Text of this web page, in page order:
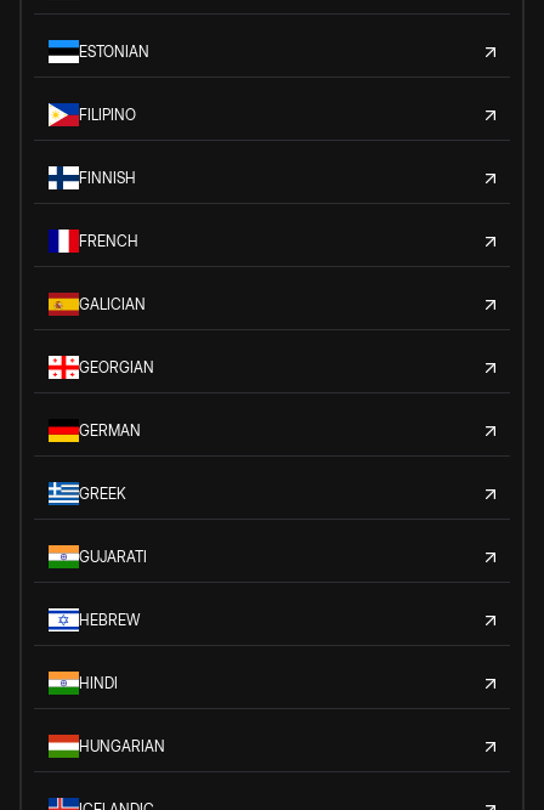
ESTONIAN
FILIPINO
FINNISH
FRENCH
GALICIAN
GEORGIAN
GERMAN
GREEK
GUJARATI
HEBREW
HINDI
HUNGARIAN